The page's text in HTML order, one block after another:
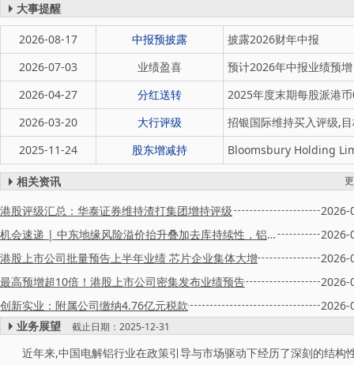
大事提醒
2026-08-17 中报预披露
披露2026财年中报
2026-07-03
业绩盈喜
预计2026年中报业绩预
2026-04-27
分红送转
2025年度末期每股派港
2026-03-20
大行评级
招银国际维持买入评级,
2025-11-24
股东增减持 Bloomsbury Holding
相关资讯
港股评级汇总：华泰证券维持渣打集团增持评级
2026-
机会速递 | 中东地缘风险溢价抬升叠加去库持续性，铝业或维持高景气；GEV燃机订单规模再创新高，海外缺电主线有望延续
2026-
港股上市公司批量预告上半年业绩 芯片企业集体大增
2026-
最高预增超10倍！港股上市公司密集发布业绩预告
2026-
创新实业：附属公司缴纳4.76亿元税款
2026-
业务展望
截止日期：2025-12-31
近年来,中国电解铝行业在政策引导与市场驱动下经历了深刻的结